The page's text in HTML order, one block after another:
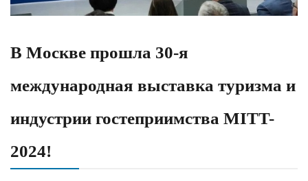
В Москве прошла 30-я
международная выставка туризма и
индустрии гостеприимства MITT-
2024!